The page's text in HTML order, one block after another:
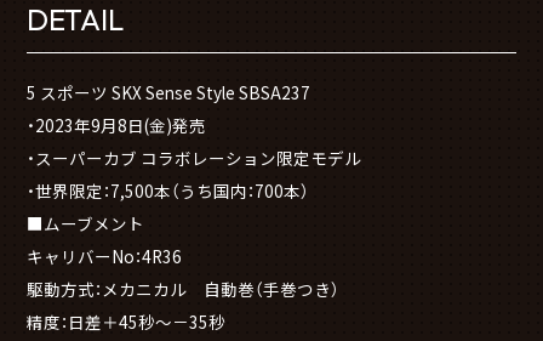
DETAIL
5 スポーツ SKX Sense Style SBSA237
・2023年9月8日(金)発売
・スーパーカブ コラボレーション限定モデル
・世界限定：7,500本（うち国内：700本）
■ムーブメント
キャリバーNo：4R36
駆動方式：メカニカル 自動巻（手巻つき）
精度：日差＋45秒～－35秒